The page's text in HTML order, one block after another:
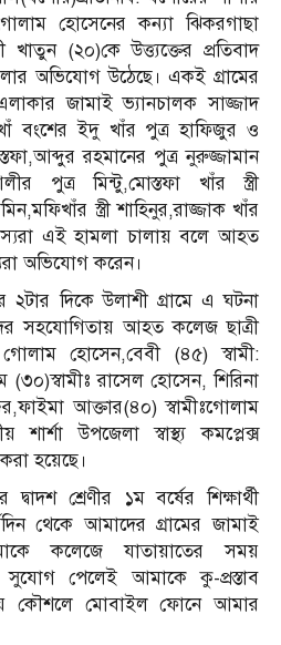
হোসেনের কন্যা ঝিকরগাছা
খাতুন (২০)কে উত্ত্যক্তের প্রতিবাদ
অভিযোগ উঠেছে। একই গ্রামের
জামাই ভ্যানচালক সাজ্জাদ
বংশের ইদু খাঁর পুত্র হাফিজুর ও
রহমানের পুত্র নুরুজ্জামান
পুত্র মিন্টু,মোস্তফা খাঁর স্ত্রী
স্ত্রী শাহিনুর,রাজ্জাক খাঁর
এই হামলা চালায় বলে আহত
অভিযোগ করেন।
দিকে উলাশী গ্রামে এ ঘটনা
সহযোগিতায় আহত কলেজ ছাত্রী
হোসেন,বেবী (৪৫) স্বামী:
(৩০)স্বামীঃ রাসেল হোসেন, শিরিনা
আক্তার(৪০) স্বামীঃগোলাম
শার্শা উপজেলা স্বাস্থ্য কমপ্লেক্স
হয়েছে।
শ্রেণীর ১ম বর্ষের শিক্ষার্থী
থেকে আমাদের গ্রামের জামাই
কলেজে যাতায়াতের সময়
সুযোগ পেলেই আমাকে কু-প্রস্তাব
কৌশলে মোবাইল ফোনে আমার